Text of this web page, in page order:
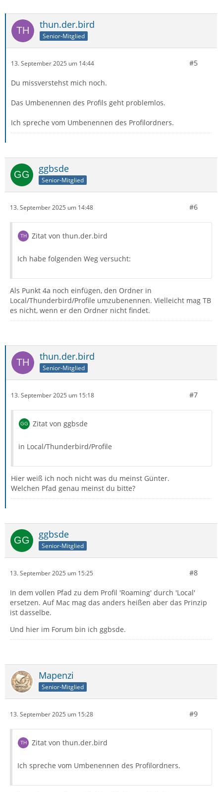
thun.der.bird
Senior-Mitglied
13. September 2025 um 14:44 #5
Du missverstehst mich noch.
Das Umbenennen des Profils geht problemlos.
Ich spreche vom Umbenennen des Profilordners.
ggbsde
Senior-Mitglied
13. September 2025 um 14:48 #6
Zitat von thun.der.bird
Ich habe folgenden Weg versucht:
Als Punkt 4a noch einfügen, den Ordner in
Local/Thunderbird/Profile umzubenennen. Vielleicht mag TB
es nicht, wenn er den Ordner nicht findet.
thun.der.bird
Senior-Mitglied
13. September 2025 um 15:18 #7
Zitat von ggbsde
in Local/Thunderbird/Profile
Hier weiß ich noch nicht was du meinst Günter.
Welchen Pfad genau meinst du bitte?
ggbsde
Senior-Mitglied
13. September 2025 um 15:25 #8
In dem vollen Pfad zu dem Profil 'Roaming' durch 'Local'
ersetzen. Auf Mac mag das anders heißen aber das Prinzip
ist dasselbe.
Und hier im Forum bin ich ggbsde.
Mapenzi
Senior-Mitglied
13. September 2025 um 15:28 #9
Zitat von thun.der.bird
Ich spreche vom Umbenennen des Profilordners.